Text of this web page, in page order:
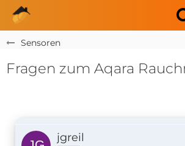
Sensoren
Fragen zum Aqara
jgreil